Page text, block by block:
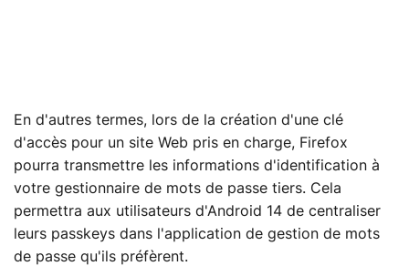
En d'autres termes, lors de la création d'une clé
d'accès pour un site Web pris en charge, Firefox
pourra transmettre les informations d'identification à
votre gestionnaire de mots de passe tiers. Cela
permettra aux utilisateurs d'Android 14 de centraliser
leurs passkeys dans l'application de gestion de mots
de passe qu'ils préfèrent.